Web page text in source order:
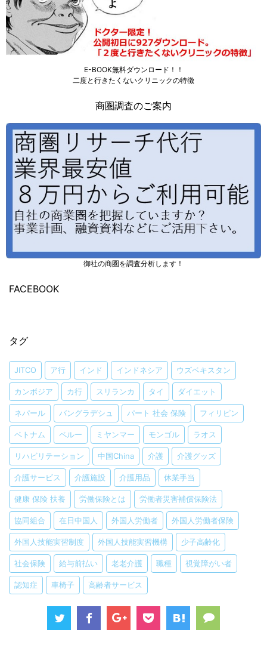
E-BOOK無料ダウンロード！！
二度と行きたくないクリニックの特徴
商圏調査のご案内
御社の商圏を調査分析します！
FACEBOOK
タグ
JITCO ア行 インド インドネシア ウズベキスタン
カンボジア カ行 スリランカ タイ ダイエット
ネパール バングラデシュ パート 社会 保険 フィリピン
ベトナム ペルー ミヤンマー モンゴル ラオス
リハビリテーション 中国China 介護 介護グッズ
介護サービス 介護施設 介護用品 休業手当
健康 保険 扶養 労働保険とは 労働者災害補償保険法
協同組合 在日中国人 外国人労働者 外国人労働者保険
外国人技能実習制度 外国人技能実習機構 少子高齢化
社会保険 給与前払い 老老介護 職種 視覚障がい者
認知症 車椅子 高齢者サービス